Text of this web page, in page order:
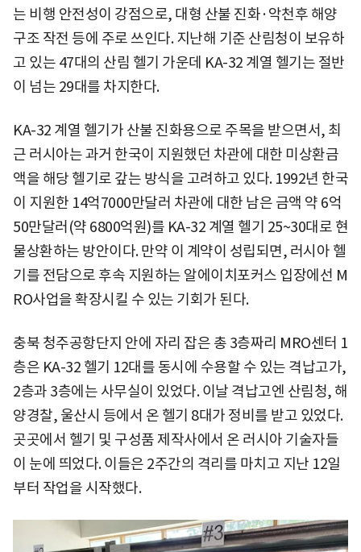
는 비행 안전성이 강점으로, 대형 산불 진화·악천후 해양
구조 작전 등에 주로 쓰인다. 지난해 기준 산림청이 보유하
고 있는 47대의 산림 헬기 가운데 KA-32 계열 헬기는 절반
이 넘는 29대를 차지한다.
KA-32 계열 헬기가 산불 진화용으로 주목을 받으면서, 최
근 러시아는 과거 한국이 지원했던 차관에 대한 미상환금
액을 해당 헬기로 갚는 방식을 고려하고 있다. 1992년 한국
이 지원한 14억7000만달러 차관에 대한 남은 금액 약 6억
50만달러(약 6800억원)를 KA-32 계열 헬기 25~30대로 현
물상환하는 방안이다. 만약 이 계약이 성립되면, 러시아 헬
기를 전담으로 후속 지원하는 알에이치포커스 입장에선 M
RO사업을 확장시킬 수 있는 기회가 된다.
충북 청주공항단지 안에 자리 잡은 총 3층짜리 MRO센터 1
층은 KA-32 헬기 12대를 동시에 수용할 수 있는 격납고가,
2층과 3층에는 사무실이 있었다. 이날 격납고엔 산림청, 해
양경찰, 울산시 등에서 온 헬기 8대가 정비를 받고 있었다.
곳곳에서 헬기 및 구성품 제작사에서 온 러시아 기술자들
이 눈에 띄었다. 이들은 2주간의 격리를 마치고 지난 12일
부터 작업을 시작했다.